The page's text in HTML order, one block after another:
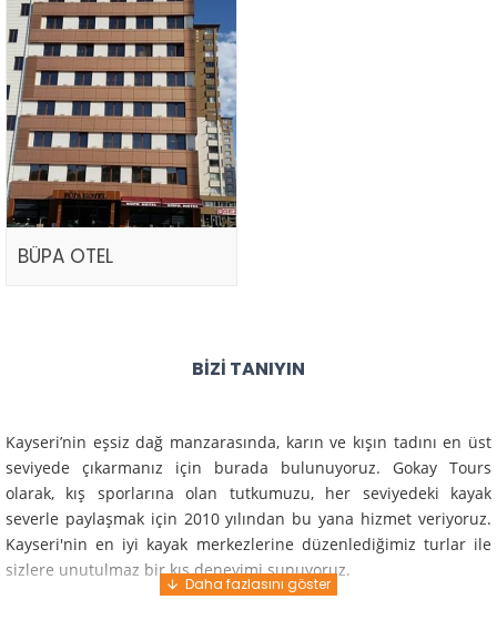
BÜPA OTEL
BIZI TANIYIN
Kayseri’nin eşsiz dağ manzarasında, karın ve kışın tadını en üst
seviyede çıkarmanız için burada bulunuyoruz. Gokay Tours
olarak, kış sporlarına olan tutkumuzu, her seviyedeki kayak
severle paylaşmak için 2010 yılından bu yana hizmet veriyoruz.
Kayseri'nin en iyi kayak merkezlerine düzenlediğimiz turlar ile
sizlere unutulmaz bir kış deneyimi sunuyoruz.